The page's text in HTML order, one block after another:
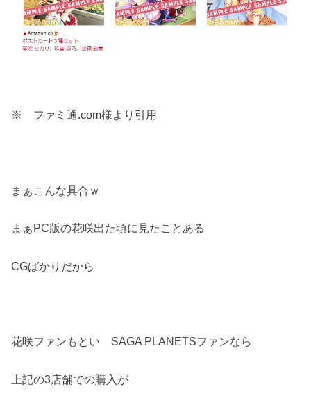
※ ファミ通.com様より引用
まぁこんな具合ｗ
まぁPC版の花咲出た頃に見たことある
CGばかりだから
花咲ファンもとい SAGA PLANETSファンなら
上記の3店舗での購入が